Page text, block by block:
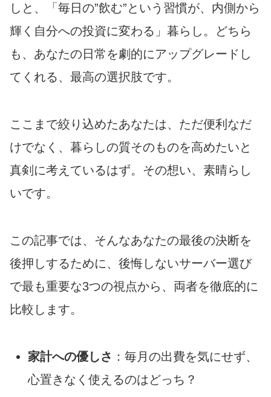
しと、「毎日の”飲む”という習慣が、内側から
輝く自分への投資に変わる」暮らし。どちら
も、あなたの日常を劇的にアップグレードし
てくれる、最高の選択肢です。
ここまで絞り込めたあなたは、ただ便利なだ
けでなく、暮らしの質そのものを高めたいと
真剣に考えているはず。その想い、素晴らし
いです。
この記事では、そんなあなたの最後の決断を
後押しするために、後悔しないサーバー選び
で最も重要な3つの視点から、両者を徹底的に
比較します。
家計への優しさ ：毎月の出費を気にせず、
心置きなく使えるのはどっち？